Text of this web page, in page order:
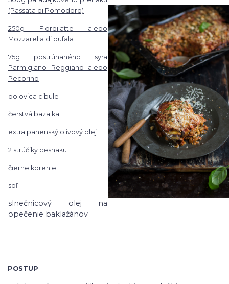
(Passata di Pomodoro)
250g Fiordilatte alebo
Mozzarella di bufala
75g postrúhaného syra
Parmigiano Reggiano alebo
Pecorino
polovica cibule
čerstvá bazalka
extra panenský olivový olej
2 strúčiky cesnaku
čierne korenie
soľ
slnečnicový olej na
opečenie baklažánov
POSTUP